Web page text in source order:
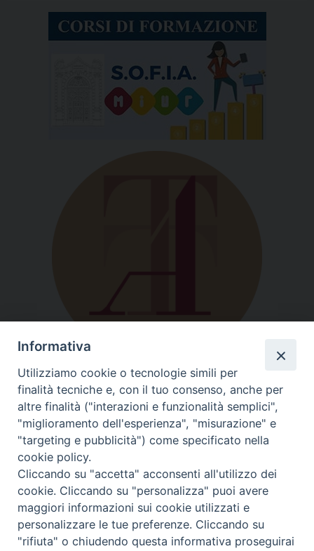
Trasparenza
Informativa
Utilizziamo cookie o tecnologie simili per
finalità tecniche e, con il tuo consenso, anche per
altre finalità ("interazioni e funzionalità semplici",
"miglioramento dell'esperienza", "misurazione" e
"targeting e pubblicità") come specificato nella
cookie policy.
Cliccando su "accetta" acconsenti all'utilizzo dei
cookie. Cliccando su "personalizza" puoi avere
maggiori informazioni sui cookie utilizzati e
personalizzare le tue preferenze. Cliccando su
"rifiuta" o chiudendo questa informativa proseguirai